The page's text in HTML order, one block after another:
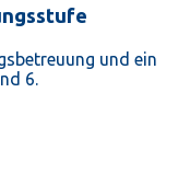
und ein
6.